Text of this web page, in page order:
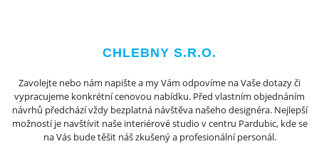
CHLEBNY S.R.O.
Zavolejte nebo nám napište a my Vám odpovíme na Vaše dotazy či
vypracujeme konkrétní cenovou nabídku. Před vlastním objednáním
návrhů předchází vždy bezplatná návštěva našeho designéra. Nejlepší
možností je navštívit naše interiérové studio v centru Pardubic, kde se
na Vás bude těšit náš zkušený a profesionální personál.